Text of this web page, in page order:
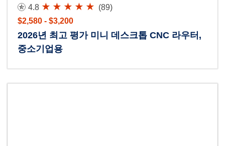
4.8
(89)
$2,580 - $3,200
2026년 최고 평가 미니 데스크톱 CNC 라우터,
중소기업용